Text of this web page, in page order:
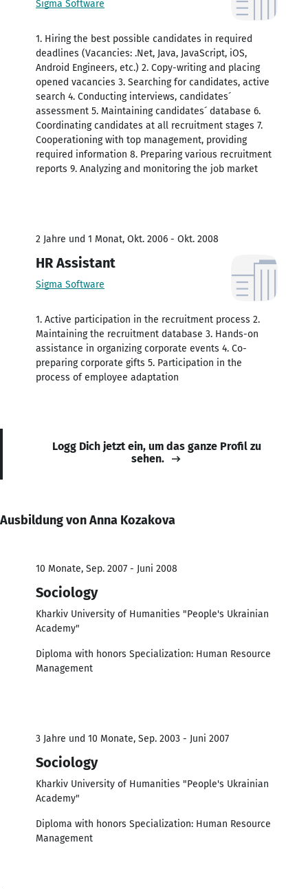
Sigma Software
1. Hiring the best possible candidates in required
deadlines (Vacancies: .Net, Java, JavaScript, iOS,
Android Engineers, etc.) 2. Copy-writing and placing
opened vacancies 3. Searching for candidates, active
search 4. Conducting interviews, candidates´
assessment 5. Maintaining candidates´ database 6.
Coordinating candidates at all recruitment stages 7.
Cooperationing with top management, providing
required information 8. Preparing various recruitment
reports 9. Analyzing and monitoring the job market
2 Jahre und 1 Monat, Okt. 2006 - Okt. 2008
HR Assistant
Sigma Software
1. Active participation in the recruitment process 2.
Maintaining the recruitment database 3. Hands-on
assistance in organizing corporate events 4. Co-
preparing corporate gifts 5. Participation in the
process of employee adaptation
Logg Dich jetzt ein, um das ganze Profil zu
sehen.
Ausbildung von Anna Kozakova
10 Monate, Sep. 2007 - Juni 2008
Sociology
Kharkiv University of Humanities "People's Ukrainian
Academy"
Diploma with honors Specialization: Human Resource
Management
3 Jahre und 10 Monate, Sep. 2003 - Juni 2007
Sociology
Kharkiv University of Humanities "People's Ukrainian
Academy"
Diploma with honors Specialization: Human Resource
Management